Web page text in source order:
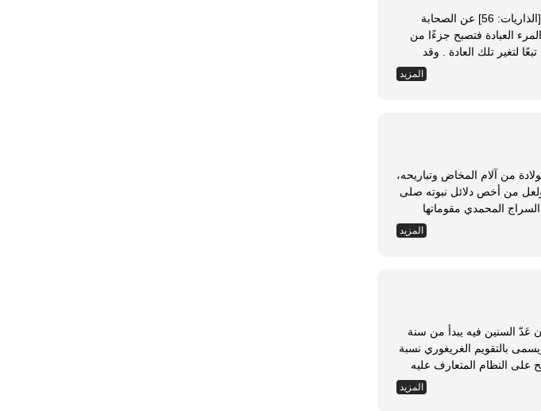
الحمد لله رب العالمين، القائل في كتابه المبين: { وَمَا خَلَقْتُ الْجِنَّ وَالْإِنْسَ إِلَّا لِيَعْبُدُونِ } [الذاريات: 56] عن الصحابة
بين أن يعتاد المرء العبادة فتصبح جزءًا من
حياته وسلوكه، وبين أن تغلب عليها العادة فتفقدها صفة العبادة، وتعرضها للتغير والزوال تبعًا لتغير تلك العادة . وقد
المزيد
من آلام المخاض وتباريحه،
ولعل من أخص دلائل نبوته صلى
المحمدي مقوماتها
المزيد
عَدّ السنين فيه يبدأ من سنة
ويسمى بالتقويم الغريغوري نسبة
على النظام المتعارف عليه
المزيد